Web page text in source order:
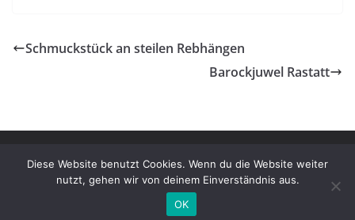
Schmuckstück an steilen Rebhängen
Barockjuwel Rastatt
Copyright © 2026Magazin Schwarzwald Impressionen. Alle
Rechte vorbehalten.
von ThemeGrill. Präsentiert von
Diese Website benutzt Cookies. Wenn du die Website weiter
nutzt, gehen wir von deinem Einverständnis aus.
OK